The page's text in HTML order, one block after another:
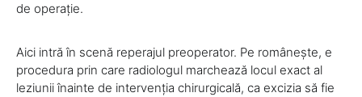
de operație.
Aici intră în scenă reperajul preoperator. Pe românește, e
procedura prin care radiologul marchează locul exact al
leziunii înainte de intervenția chirurgicală, ca excizia să fie